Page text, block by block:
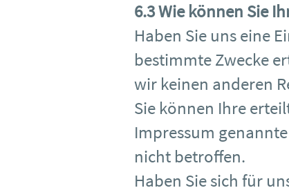
6.3 Wie können Sie
Haben Sie uns eine
bestimmte Zwecke
wir keinen anderen
Sie können Ihre
Impressum
nicht betroffen.
Haben Sie sich für